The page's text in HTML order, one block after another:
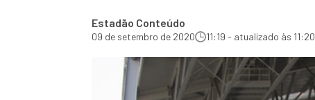
Estadão Conteúdo
09 de setembro de 2020 11:19 - atualizado às 11:20